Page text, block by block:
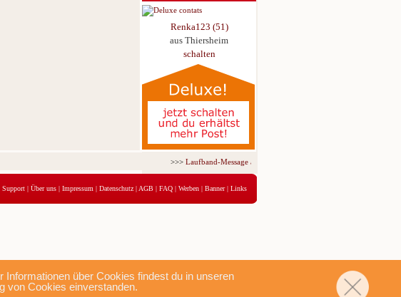
über Cookies findest du in unseren
von Cookies einverstanden.
Renka123 (51)
aus Thiersheim
schalten
>>>Laufband-Message ab nur 5,95 € für 3 Tage!
Support | Über uns | Impressum | Datenschutz | AGB | FAQ | Werben | Banner| Links